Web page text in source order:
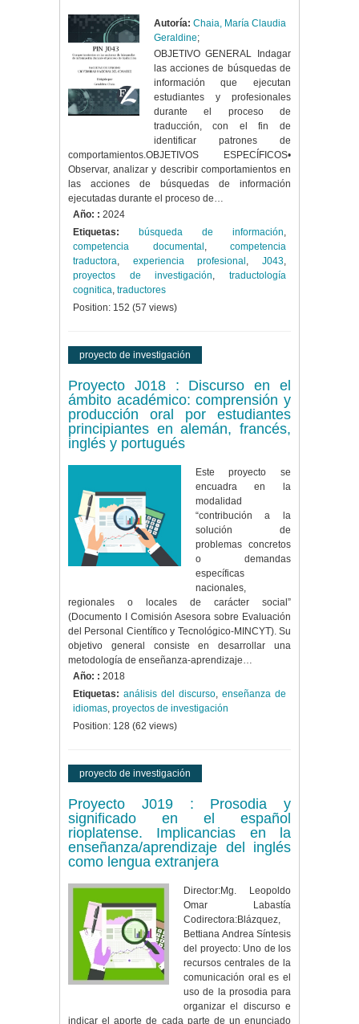
Autoría: Chaia, María Claudia
Geraldine;
OBJETIVO GENERAL Indagar
las acciones de búsquedas de
información que ejecutan
estudiantes y profesionales
durante el proceso de
traducción, con el fin de
identificar patrones de
comportamientos.OBJETIVOS ESPECÍFICOS•
Observar, analizar y describir comportamientos en
las acciones de búsquedas de información
ejecutadas durante el proceso de…
Año: : 2024
Etiquetas:
búsqueda de información,
competencia documental , competencia
traductora, experiencia profesional ,J043,
proyectos de investigación,traductología
cognitica, traductores
Position: 152 (57 views)
proyecto de investigación
Proyecto J018 : Discurso en el
ámbito académico: comprensión y
producción oral por estudiantes
principiantes en alemán, francés,
inglés y portugués
Este proyecto se
encuadra en la
modalidad
“contribución a la
solución de
problemas concretos
o demandas
específicas
nacionales,
regionales o locales de carácter social”
(Documento I Comisión Asesora sobre Evaluación
del Personal Científico y Tecnológico-MINCYT). Su
objetivo general consiste en desarrollar una
metodología de enseñanza-aprendizaje…
Año: : 2018
Etiquetas: análisis del discurso, enseñanza de
idiomas, proyectos de investigación
Position: 128 (62 views)
proyecto de investigación
Proyecto J019 : Prosodia y
significado en el español
rioplatense. Implicancias en la
enseñanza/aprendizaje del inglés
como lengua extranjera
Director:Mg. Leopoldo
Omar Labastía
Codirectora:Blázquez,
Bettiana Andrea Síntesis
del proyecto: Uno de los
recursos centrales de la
comunicación oral es el
uso de la prosodia para
organizar el discurso e
indicar el aporte de cada parte de un enunciado